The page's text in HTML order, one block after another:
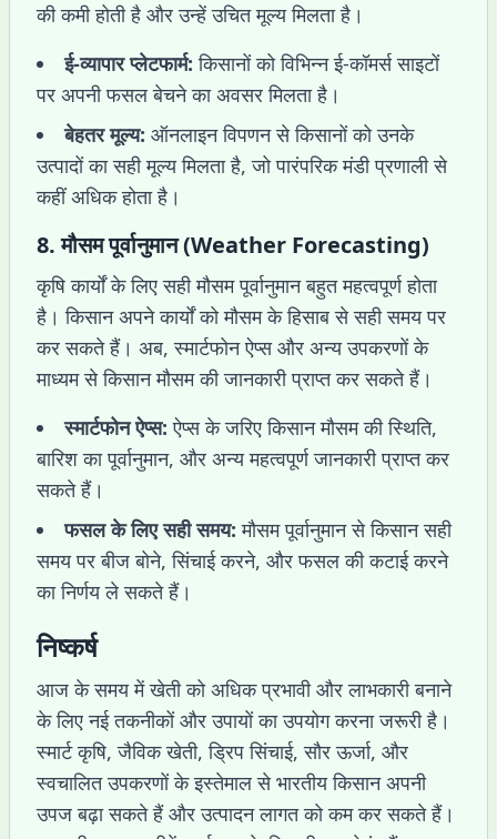
की कमी होती है और उन्हें उचित मूल्य मिलता है।
ई-व्यापार प्लेटफार्म: किसानों को विभिन्न ई-कॉमर्स साइटों
पर अपनी फसल बेचने का अवसर मिलता है।
बेहतर मूल्य: ऑनलाइन विपणन से किसानों को उनके
उत्पादों का सही मूल्य मिलता है, जो पारंपरिक मंडी प्रणाली से
कहीं अधिक होता है।
8.मौसम पूर्वानुमान (Weather Forecasting)
कृषि कार्यों के लिए सही मौसम पूर्वानुमान बहुत महत्वपूर्ण होता
है। किसान अपने कार्यों को मौसम के हिसाब से सही समय पर
कर सकते हैं। अब, स्मार्टफोन ऐप्स और अन्य उपकरणों के
माध्यम से किसान मौसम की जानकारी प्राप्त कर सकते हैं।
स्मार्टफोन ऐप्स: ऐप्स के जरिए किसान मौसम की स्थिति,
बारिश का पूर्वानुमान, और अन्य महत्वपूर्ण जानकारी प्राप्त कर
सकते हैं।
फसल के लिए सही समय: मौसम पूर्वानुमान से किसान सही
समय पर बीज बोने, सिंचाई करने, और फसल की कटाई करने
का निर्णय ले सकते हैं।
निष्कर्ष
आज के समय में खेती को अधिक प्रभावी और लाभकारी बनाने
के लिए नई तकनीकों और उपायों का उपयोग करना जरूरी है।
स्मार्ट कृषि, जैविक खेती, ड्रिप सिंचाई, सौर ऊर्जा, और
स्वचालित उपकरणों के इस्तेमाल से भारतीय किसान अपनी
उपज बढ़ा सकते हैं और उत्पादन लागत को कम कर सकते हैं।